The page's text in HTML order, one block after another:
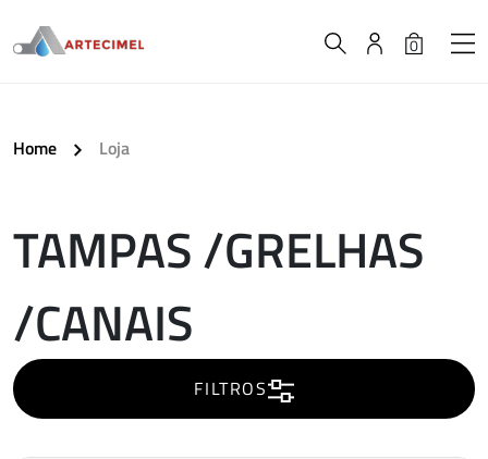
0
Home Loja
TAMPAS /GRELHAS
/CANAIS
FILTROS
A